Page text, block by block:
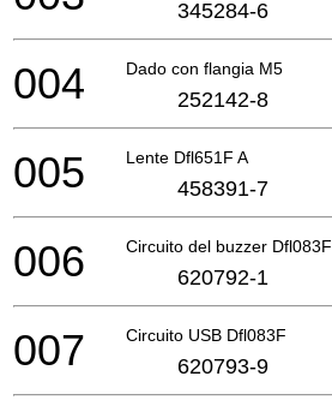
345284-6
Dado con flangia M5
004 252142-8
Lente Dfl651F A
005 458391-7
Circuito del buzzer Dfl083F
006 620792-1
Circuito USB Dfl083F
007 620793-9